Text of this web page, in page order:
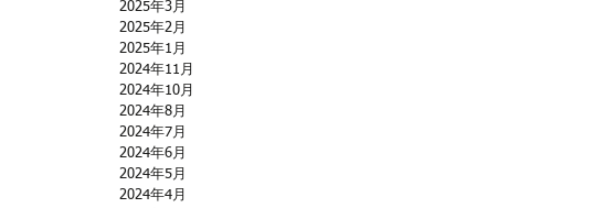
2025年3月
2025年2月
2025年1月
2024年11月
2024年10月
2024年8月
2024年7月
2024年6月
2024年5月
2024年4月